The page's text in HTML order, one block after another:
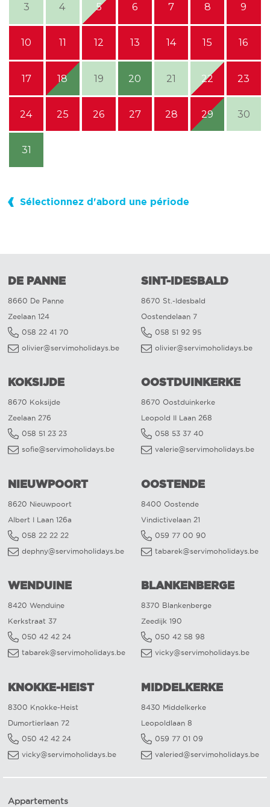
3 4 5 6 7 8 9
10 11 12 13 14 15 16
17 18 19 20 21 22 23
24 25 26 27 28 29 30
31
Sélectionnez d'abord une période
DE PANNE
8660 De Panne
Zeelaan 124
058 22 41 70
olivier@servimoholidays.be
SINT-IDESBALD
8670 St.-Idesbald
Oostendelaan 7
058 51 92 95
olivier@servimoholidays.be
KOKSIJDE
8670 Koksijde
Zeelaan 276
058 51 23 23
sofie@servimoholidays.be
OOSTDUINKERKE
8670 Oostduinkerke
Leopold II Laan 268
058 53 37 40
valerie@servimoholidays.be
NIEUWPOORT
8620 Nieuwpoort
Albert I Laan 126a
058 22 22 22
dephny@servimoholidays.be
OOSTENDE
8400 Oostende
Vindictivelaan 21
059 77 00 90
tabarek@servimoholidays.be
WENDUINE
8420 Wenduine
Kerkstraat 37
050 42 42 24
tabarek@servimoholidays.be
BLANKENBERGE
8370 Blankenberge
Zeedijk 190
050 42 58 98
vicky@servimoholidays.be
KNOKKE-HEIST
8300 Knokke-Heist
Dumortierlaan 72
050 42 42 24
vicky@servimoholidays.be
MIDDELKERKE
8430 Middelkerke
Leopoldlaan 8
059 77 01 09
valeried@servimoholidays.be
Appartements